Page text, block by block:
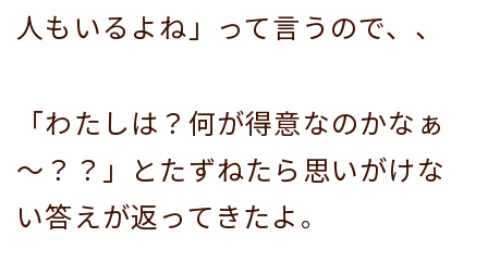
人もいるよね」って言うので、、
「わたしは？何が得意なのかなぁ
～？？」とたずねたら思いがけな
い答えが返ってきたよ。